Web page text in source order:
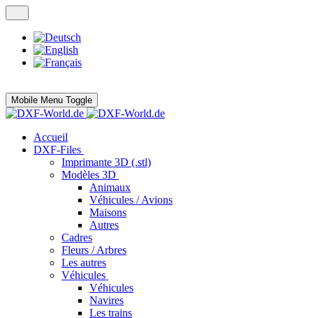
Mobile Menu Toggle
Accueil
DXF-Files
Imprimante 3D (.stl)
Modèles 3D
Animaux
Véhicules / Avions
Maisons
Autres
Cadres
Fleurs / Arbres
Les autres
Véhicules
Véhicules
Navires
Les trains